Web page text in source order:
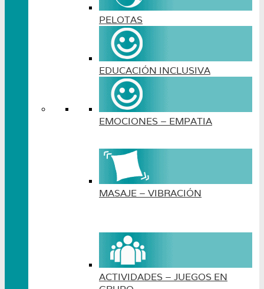
PELOTAS
EDUCACIÓN INCLUSIVA
EMOCIONES – EMPATIA
MASAJE – VIBRACIÓN
ACTIVIDADES – JUEGOS EN